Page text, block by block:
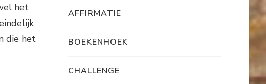
het
die het
AFFIRMATIE
BOEKENHOEK
CHALLENGE